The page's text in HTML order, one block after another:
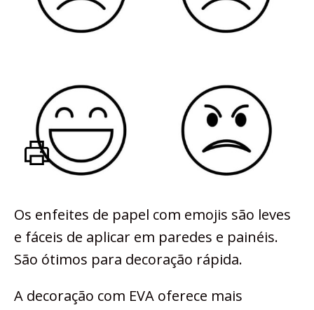
Os enfeites de papel com emojis são leves
e fáceis de aplicar em paredes e painéis.
São ótimos para decoração rápida.
A decoração com EVA oferece mais